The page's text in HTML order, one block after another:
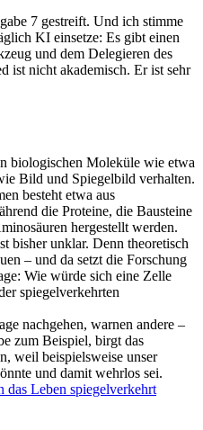
7 gestreift. Und ich stimme
KI einsetze: Es gibt einen
und dem Delegieren des
ist nicht akademisch. Er ist sehr
biologischen Moleküle wie etwa
Bild und Spiegelbild verhalten.
besteht etwa aus
die Proteine, die Bausteine
hergestellt werden.
bisher unklar. Denn theoretisch
– und da setzt die Forschung
Wie würde sich eine Zelle
spiegelverkehrten
nachgehen, warnen andere –
zum Beispiel, birgt das
weil beispielsweise unser
und damit wehrlos sei.
das Leben spiegelverkehrt